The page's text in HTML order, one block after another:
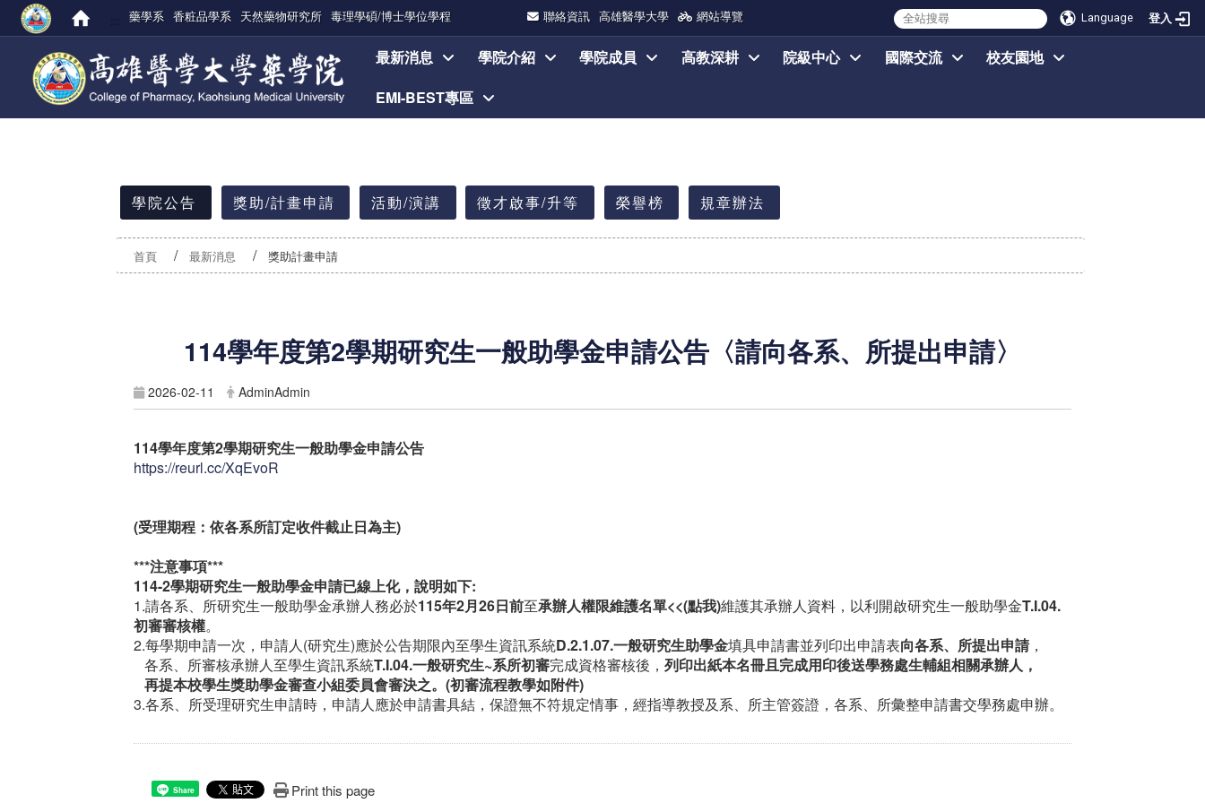
Language 登入
藥學系 香粧品學系 天然藥物研究所 毒理學碩/博士學位學程 聯絡資訊 高雄醫學大學 網站導覽
最新消息 學院介紹 學院成員 高教深耕 院級中心 國際交流
校友園地
EMI-BEST專區
學院公告
獎助/計畫申請 活動/演講 徵才啟事/升等 榮譽榜 規章辦法
首頁 最新消息 獎助計畫申請
114學年度第2學期研究生一般助學金申請公告 〈請向各系、所提出申請〉
2026-02-11 AdminAdmin
114學年度第2學期研究生一般助學金申請公告
https://reurl.cc/XqEvoR
(受理期程 ：依各系所訂定收件截止日為主)
***注意事項***
114-2學期研究生一般助學金申請已線上化，說明如下:
1.請各系、所研究生一般助學金承辦人務必於115年2月26日前至承辦人權限維護名單<<(點我)維護其承辦人資料，以利開啟研究生一般助學金T.I.04.
初審審核權。
2.每學期申請一次，申請人(研究生)應於公告期限內至學生資訊系統D.2.1.07.一般研究生助學金填具申請書並列印出申請表向各系、所提出申請，
各系、所審核承辦人至學生資訊系統T.I.04.一般研究生~系所初審完成資格審核後，列印出紙本名冊且完成用印後送學務處生輔組相關承辦人，
再提本校學生獎助學金審查小組委員會審決之。(初審流程教學如附件)
3.各系、所受理研究生申請時，申請人應於申請書具結，保證無不符規定情事，經指導教授及系、所主管簽證，各系、所彙整申請書交學務處申辦。
Share Print this page